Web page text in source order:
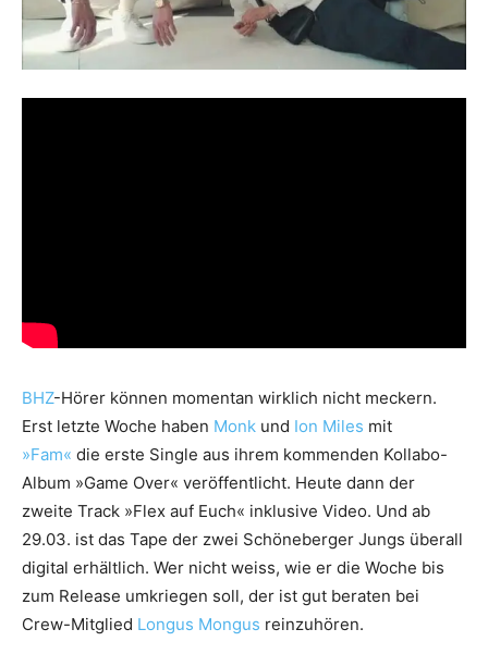
BHZ-Hörer können momentan wirklich nicht meckern.
Erst letzte Woche haben Monk und Ion Miles mit
»Fam« die erste Single aus ihrem kommenden Kollabo-
Album »Game Over« veröffentlicht. Heute dann der
zweite Track »Flex auf Euch« inklusive Video. Und ab
29.03. ist das Tape der zwei Schöneberger Jungs überall
digital erhältlich. Wer nicht weiss, wie er die Woche bis
zum Release umkriegen soll, der ist gut beraten bei
Crew-Mitglied Longus Mongus reinzuhören.